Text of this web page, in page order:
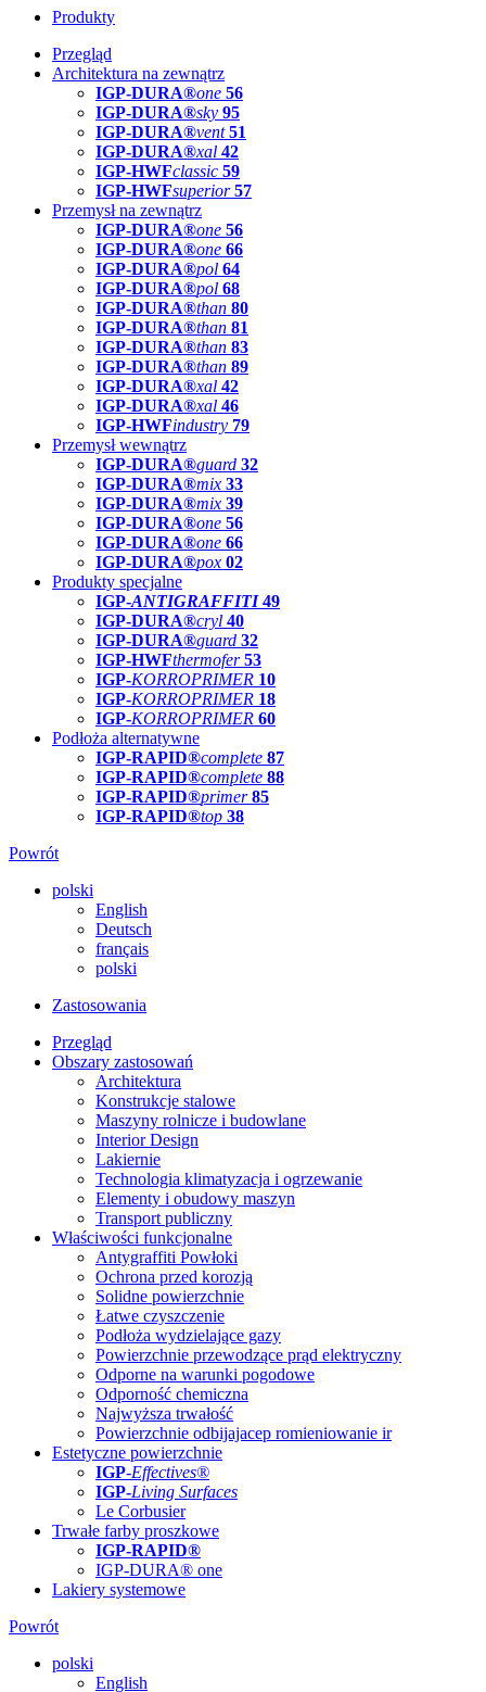
Produkty
Przegląd
Architektura na zewnątrz
IGP-DURA®one 56
IGP-DURA®sky 95
IGP-DURA®vent 51
IGP-DURA®xal 42
IGP-HWFclassic 59
IGP-HWFsuperior 57
Przemysł na zewnątrz
IGP-DURA®one 56
IGP-DURA®one 66
IGP-DURA®pol 64
IGP-DURA®pol 68
IGP-DURA®than 80
IGP-DURA®than 81
IGP-DURA®than 83
IGP-DURA®than 89
IGP-DURA®xal 42
IGP-DURA®xal 46
IGP-HWFindustry 79
Przemysł wewnątrz
IGP-DURA®guard 32
IGP-DURA®mix 33
IGP-DURA®mix 39
IGP-DURA®one 56
IGP-DURA®one 66
IGP-DURA®pox 02
Produkty specjalne
IGP-ANTIGRAFFITI49
IGP-DURA®cryl 40
IGP-DURA®guard 32
IGP-HWFthermofer 53
IGP-KORROPRIMER 10
IGP-KORROPRIMER 18
IGP-KORROPRIMER 60
Podłoża alternatywne
IGP-RAPID®complete 87
IGP-RAPID®complete 88
IGP-RAPID®primer 85
IGP-RAPID®top 38
Powrót
polski
English
Deutsch
français
polski
Zastosowania
Przegląd
Obszary zastosowań
Architektura
Konstrukcje stalowe
Maszyny rolnicze i budowlane
Interior Design
Lakiernie
Technologia klimatyzacja i ogrzewanie
Elementy i obudowy maszyn
Transport publiczny
Właściwości funkcjonalne
Antygraffiti Powłoki
Ochrona przed korozją
Solidne powierzchnie
Łatwe czyszczenie
Podłoża wydzielające gazy
Powierzchnie przewodzące prąd elektryczny
Odporne na warunki pogodowe
Odporność chemiczna
Najwyższa trwałość
Powierzchnie odbijajacep romieniowanie ir
Estetyczne powierzchnie
IGP-Effectives®
IGP-Living Surfaces
Le Corbusier
Trwałe farby proszkowe
IGP-RAPID®
IGP-DURA® one
Lakiery systemowe
Powrót
polski
English